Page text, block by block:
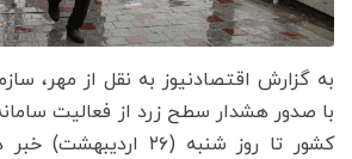
به گزارش اقتصادنیوز به نقل از مهر،
کشور تا روز شنبه (۲۶